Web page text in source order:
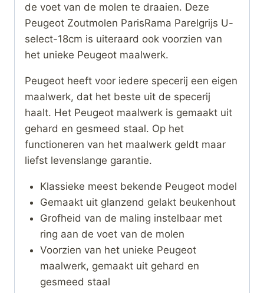
de voet van de molen te draaien. Deze
Peugeot Zoutmolen ParisRama Parelgrijs U-
select-18cm is uiteraard ook voorzien van
het unieke Peugeot maalwerk.
Peugeot heeft voor iedere specerij een eigen
maalwerk, dat het beste uit de specerij
haalt. Het Peugeot maalwerk is gemaakt uit
gehard en gesmeed staal. Op het
functioneren van het maalwerk geldt maar
liefst levenslange garantie.
Klassieke meest bekende Peugeot model
Gemaakt uit glanzend gelakt beukenhout
Grofheid van de maling instelbaar met
ring aan de voet van de molen
Voorzien van het unieke Peugeot
maalwerk, gemaakt uit gehard en
gesmeed staal